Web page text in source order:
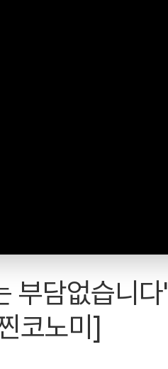
부담없습니
코노미]